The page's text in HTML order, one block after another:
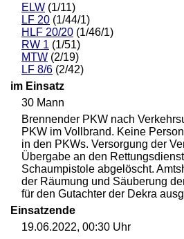
ELW (1/11)
LF 20 (1/44/1)
HLF 20/20 (1/46/1)
RW 1 (1/51)
MTW (2/19)
LF 8/6 (2/42)
im Einsatz
30 Mann
Brennender PKW nach
PKW im Vollbrand. Keine
in den PKWs. Versorgung der
Übergabe an den
Schaumpistole abgelöscht.
der Räumung und Säuberung
für den Gutachter der Dekra
Einsatzende
19.06.2022, 00:30 Uhr